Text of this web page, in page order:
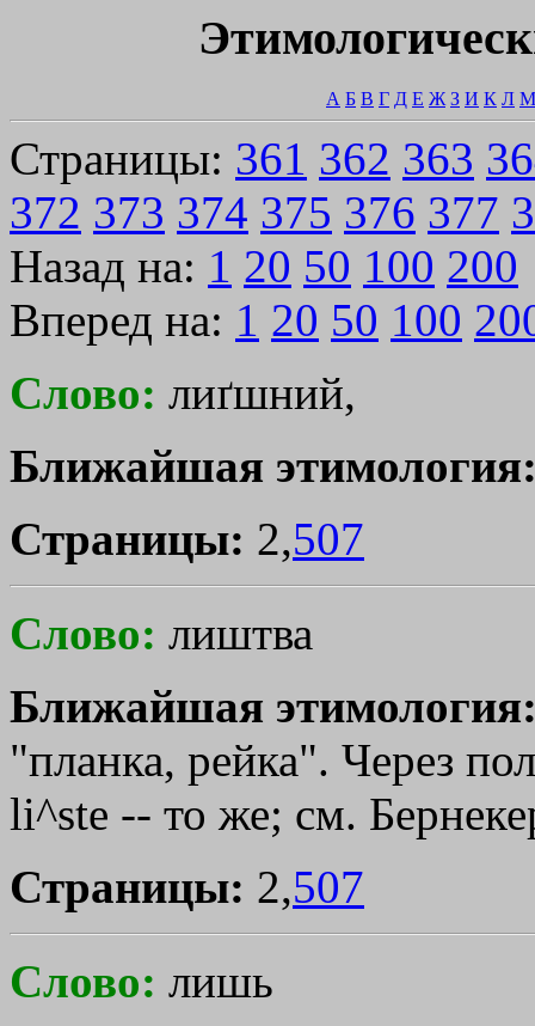
А Б В Г Д Е Ж З И К Л М
Страницы: 361 362 363
372 373 374 375 376 377
Назад на: 1 20 50 100 200
Вперед на: 1 20 50 100
Слово: лиґшний,
Ближайшая
Страницы: 2,507
Слово: лиштва
Ближайшая
"планка, рейка". Через
li^stе -- то же; см.
Страницы: 2,507
Слово: лишь